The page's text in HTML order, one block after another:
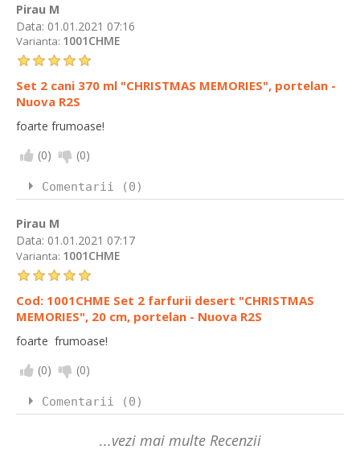
Pirau M
Data: 01.01.2021 07:16
Varianta: 1001CHME
Set 2 cani 370 ml "CHRISTMAS MEMORIES", portelan -
Nuova R2S
foarte frumoase!
(0) (0)
Comentarii (0)
Pirau M
Data: 01.01.2021 07:17
Varianta: 1001CHME
Cod: 1001CHME Set 2 farfurii desert "CHRISTMAS
MEMORIES", 20 cm, portelan - Nuova R2S
foarte frumoase!
(0) (0)
Comentarii (0)
...vezi mai multe Recenzii